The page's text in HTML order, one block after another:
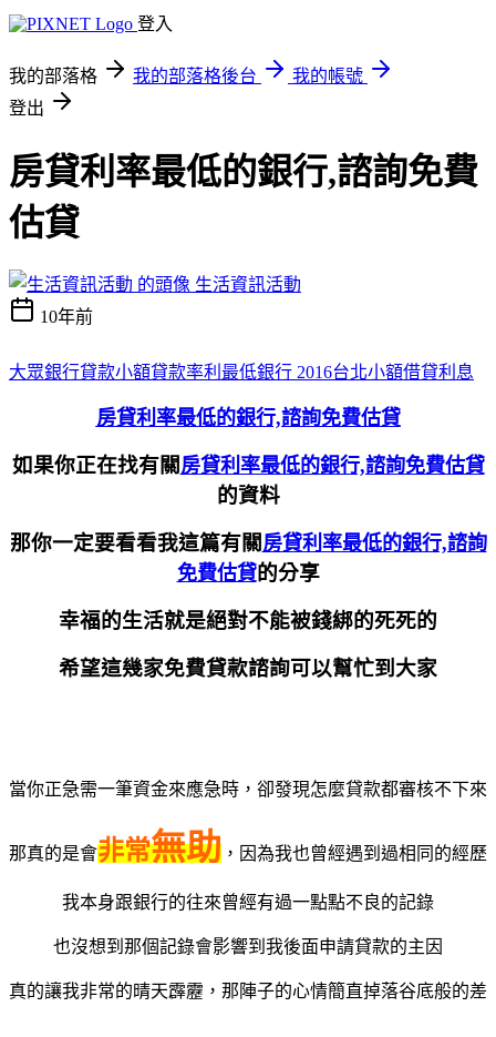
登入
我的部落格 我的部落格後台
我的帳號
登出
房貸利率最低的銀行,諮詢免費
估貸
生活資訊活動
10年前
大眾銀行貸款小額貸款率利最低銀行 2016台北小額借貸利息
房貸利率最低的銀行,諮詢免費估貸
如果你正在找有關 房貸利率最低的銀行,諮詢免費估貸
的資料
那你一定要看看我這篇有關 房貸利率最低的銀行,諮詢
免費估貸的分享
幸福的生活就是絕對不能被錢綁的死死的
希望這幾家免費貸款諮詢可以幫忙到大家
當你正急需一筆資金來應急時，卻發現怎麼貸款都審核不下來
那真的是會非常無助 ，因為我也曾經遇到過相同的經歷
我本身跟銀行的往來曾經有過一點點不良的記錄
也沒想到那個記錄會影響到我後面申請貸款的主因
真的讓我非常的晴天霹靂，那陣子的心情簡直掉落谷底般的差